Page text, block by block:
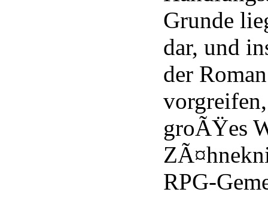
Grunde
dar, und
der
groÃŸes
RPG-